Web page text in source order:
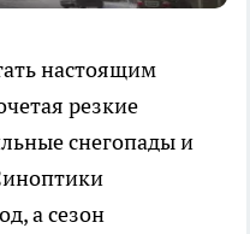
настоящим
резкие
снегопады и
а сезон